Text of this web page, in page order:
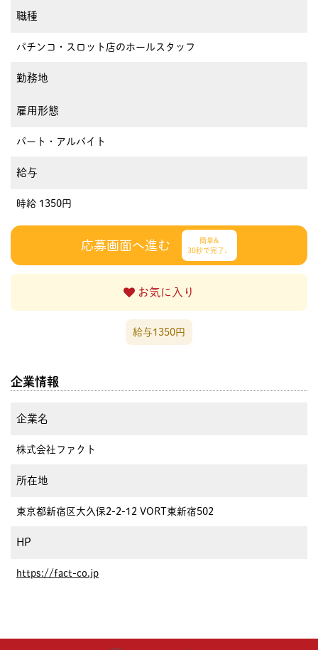
職種
パチンコ・スロット店のホールスタッフ
勤務地
雇用形態
パート・アルバイト
給与
時給 1350円
応募画面へ進む
簡単&
30秒で完了♩
お気に入り
給与1350円
企業情報
企業名
株式会社ファクト
所在地
東京都新宿区大久保2-2-12 VORT東新宿502
HP
https://fact-co.jp